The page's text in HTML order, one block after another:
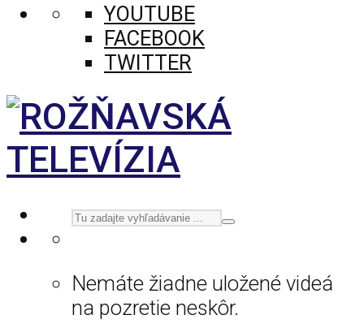
YOUTUBE
FACEBOOK
TWITTER
Nemáte žiadne uložené videá
na pozretie neskôr.